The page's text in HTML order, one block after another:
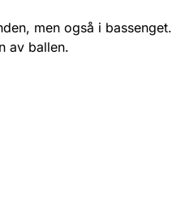
men også i bassenget.
av ballen.